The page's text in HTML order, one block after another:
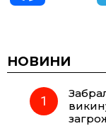
c
e
НОВИНИ